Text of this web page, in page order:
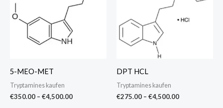
5-MEO-MET
Tryptamines kaufen
€350.00 – €4,500.00
DPT HCL
Tryptamines kaufen
€275.00 – €4,500.00